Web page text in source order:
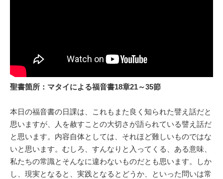
聖書箇所：マタイによる福音書18章21～35節
本日の福音書の日課は、これもまた良く知られた譬え話だと
思いますが、人を赦すことの大切さが語られている譬え話だ
と思います。内容自体としては、それほど難しいものではな
いと思います。むしろ、すんなりと入ってくる、ある意味、
私たちの常識とそんなに違わないものだとも思います。しか
し、現実となると、実践となるとどうか、といった問いは常